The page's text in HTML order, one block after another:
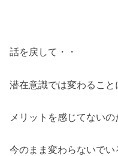
話を戻して・・
潜在意識では変わること
メリットを感じてないの
今のまま変わらないでい